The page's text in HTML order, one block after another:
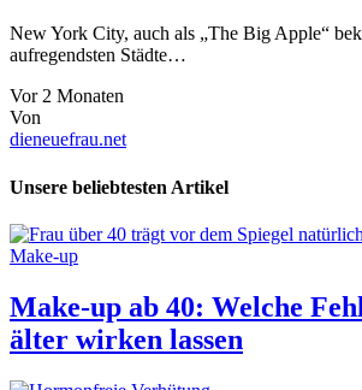
New York City, auch als „The Big Apple“
aufregendsten Städte…
Vor 2 Monaten
Von
dieneuefrau.net
Unsere beliebtesten Artikel
Make-up
Make-up ab 40: Welche
älter wirken lassen